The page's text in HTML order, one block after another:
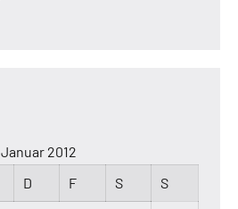
Januar 2012
D F S S